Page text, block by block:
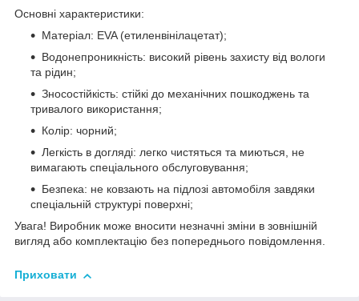
Основні характеристики:
Матеріал: EVA (етиленвінілацетат);
Водонепроникність: високий рівень захисту від вологи
та рідин;
Зносостійкість: стійкі до механічних пошкоджень та
тривалого використання;
Колір: чорний;
Легкість в догляді: легко чистяться та миються, не
вимагають спеціального обслуговування;
Безпека: не ковзають на підлозі автомобіля завдяки
спеціальній структурі поверхні;
Увага! Виробник може вносити незначні зміни в зовнішній
вигляд або комплектацію без попереднього повідомлення.
Приховати